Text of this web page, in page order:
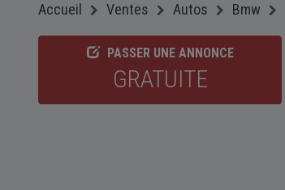
Accueil Ventes Autos Bmw
PASSER UNE ANNONCE
GRATUITE